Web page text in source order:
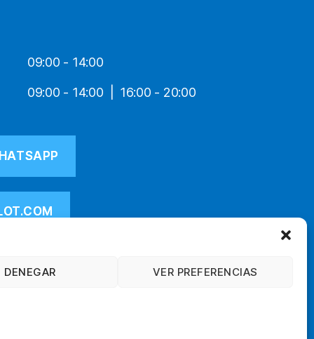
DENEGAR VER PREFERENCIAS
09:00 - 14:00
09:00 - 14:00 16:00 - 20:00